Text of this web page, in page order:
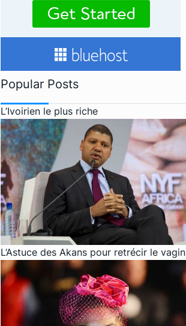
Popular Posts
L’Ivoirien le plus riche
L’Astuce des Akans pour retrécir le vagin